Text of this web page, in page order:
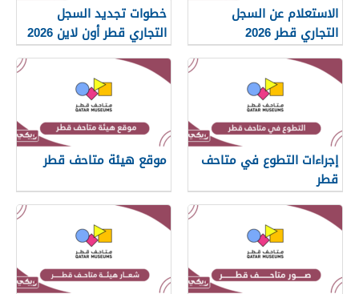
الاستعلام عن السجل
التجاري قطر 2026
خطوات تجديد السجل
التجاري قطر أون لاين 2026
إجراءات التطوع في متاحف
قطر
موقع هيئة متاحف قطر